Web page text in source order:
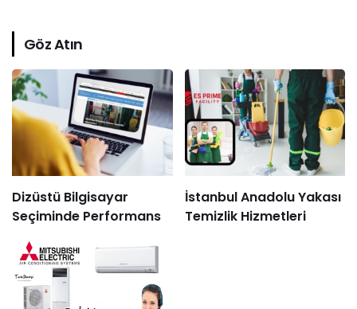
Göz Atın
Dizüstü Bilgisayar
Seçiminde Performans
İstanbul Anadolu Yakası
Temizlik Hizmetleri